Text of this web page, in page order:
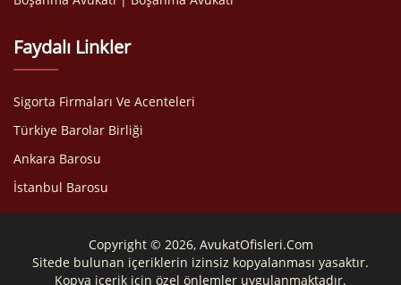
Faydalı Linkler
Sigorta Firmaları Ve Acenteleri
Türkiye Barolar Birliği
Ankara Barosu
İstanbul Barosu
Copyright © 2026, AvukatOfisleri.Com
Sitede bulunan içeriklerin izinsiz kopyalanması yasaktır.
Kopya içerik için özel önlemler uygulanmaktadır.